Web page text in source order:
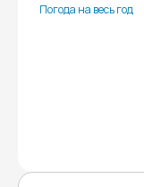
Погода на весь год